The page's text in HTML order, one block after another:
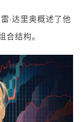
雷·达里奥概述了他
结构。